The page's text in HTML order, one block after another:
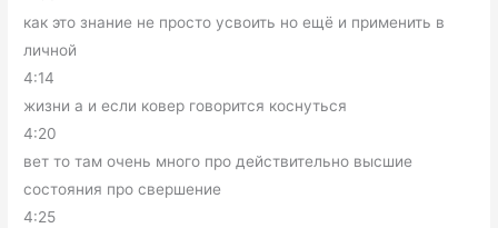
как это знание не просто усвоить но ещё и применить в
личной
4:14
жизни а и если ковер говорится коснуться
4:20
вет то там очень много про действительно высшие
состояния про свершение
4:25